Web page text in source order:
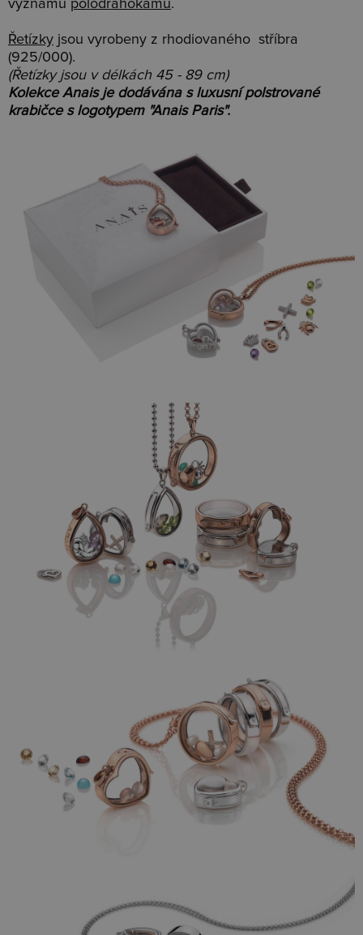
významu polodrahokamů.
Řetízky jsou vyrobeny z rhodiovaného stříbra
(925/000).
(Řetízky jsou v délkách 45 - 89 cm)
Kolekce Anais je dodávána s luxusní polstrované
krabičce s logotypem "Anais Paris".